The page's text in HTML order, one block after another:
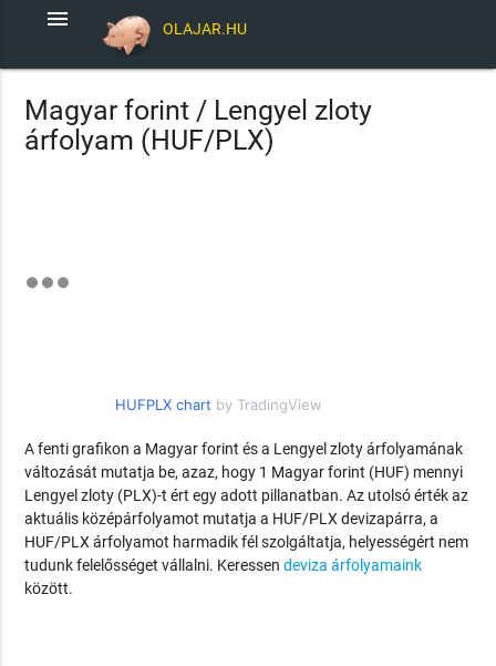
OLAJAR.HU
menu
Magyar forint / Lengyel zloty
árfolyam (HUF/PLX)
HUFPLX chart by TradingView
A fenti grafikon a Magyar forint és a Lengyel zloty árfolyamának
változását mutatja be, azaz, hogy 1 Magyar forint (HUF) mennyi
Lengyel zloty (PLX)-t ért egy adott pillanatban. Az utolsó érték az
aktuális középárfolyamot mutatja a HUF/PLX devizapárra, a
HUF/PLX árfolyamot harmadik fél szolgáltatja, helyességért nem
tudunk felelősséget vállalni. Keressendeviza árfolyamaink
között.